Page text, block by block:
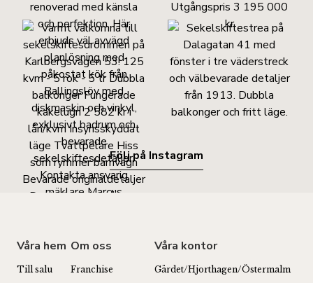
Följ på Instagram
Våra hem
Till salu
Om oss
Franchise
Våra kontor
Gärdet/Hjorthagen/Östermalm